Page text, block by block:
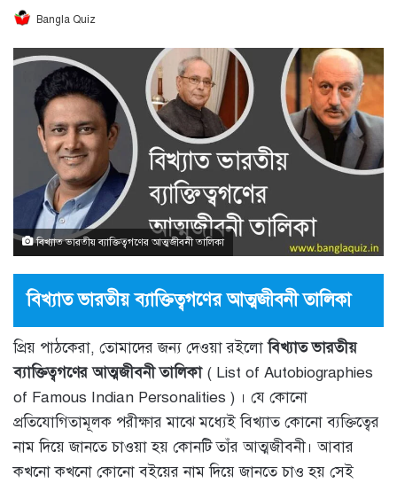
Bangla Quiz
বিখ্যাত ভারতীয় ব্যাক্তিত্বগণের আত্মজীবনী তালিকা
বিখ্যাত ভারতীয় ব্যাক্তিত্বগণের আত্মজীবনী তালিকা
প্রিয় পাঠকেরা, তোমাদের জন্য দেওয়া রইলোবিখ্যাত ভারতীয়
ব্যাক্তিত্বগণের আত্মজীবনী তালিকা( List of Autobiographies
of Famous Indian Personalities ) । যে কোনো
প্রতিযোগিতামূলক পরীক্ষার মাঝে মধ্যেই বিখ্যাত কোনো ব্যক্তিত্বের
নাম দিয়ে জানতে চাওয়া হয় কোনটি তাঁর আত্মজীবনী। আবার
কখনো কখনো কোনো বইয়ের নাম দিয়ে জানতে চাও হয় সেই